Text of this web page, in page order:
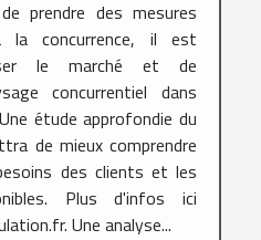
prendre des mesures
concurrence, il est
le marché et de
concurrentiel dans
étude approfondie du
de mieux comprendre
des clients et les
Plus d'infos ici
Une analyse...